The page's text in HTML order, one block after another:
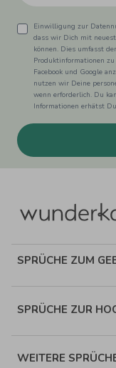
Einwilligung zur
dass wir Dich mit
können. Dies umfasst
Produktinformationen
Facebook und Google
nutzen wir Deine
wenn erforderlich. Du
Informationen erhätst
SPRÜCHE ZUM
SPRÜCHE ZUR
WEITERE